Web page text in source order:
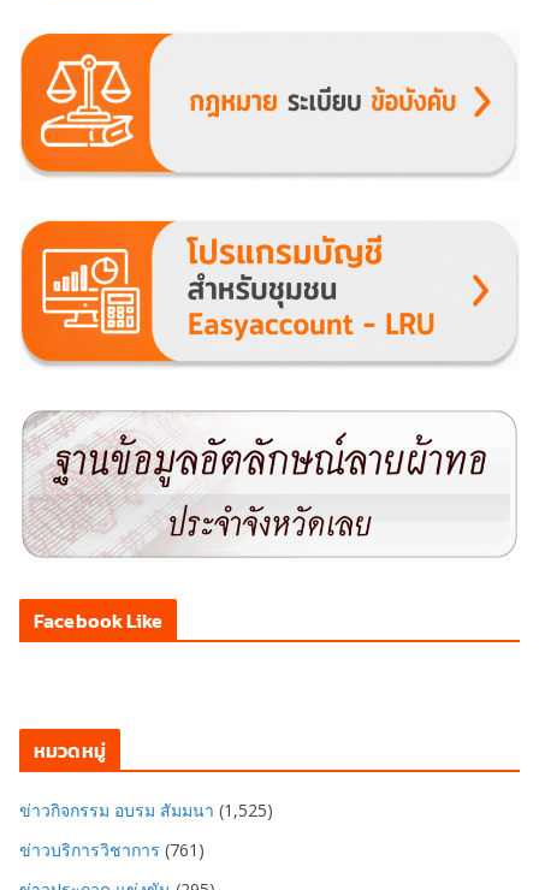
Facebook Like
หมวดหมู่
ข่าวกิจกรรม อบรม สัมมนา (1,525)
ข่าวบริการวิชาการ (761)